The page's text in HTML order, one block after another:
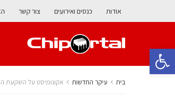
פתח סרגל נגישות
אודות כנסים ואירועים צור קשר
בית עיקר החדשות אקונומיסט על השקעת